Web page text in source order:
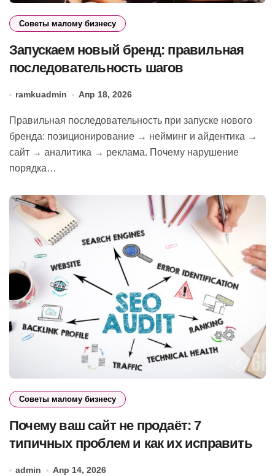
Советы малому бизнесу
Запускаем новый бренд: правильная
последовательность шагов
ramkuadmin Апр 18, 2026
Правильная последовательность при запуске нового
бренда: позиционирование → нейминг и айдентика →
сайт → аналитика → реклама. Почему нарушение
порядка…
Советы малому бизнесу
Почему ваш сайт не продаёт: 7
типичных проблем и как их исправить
admin Апр 14, 2026